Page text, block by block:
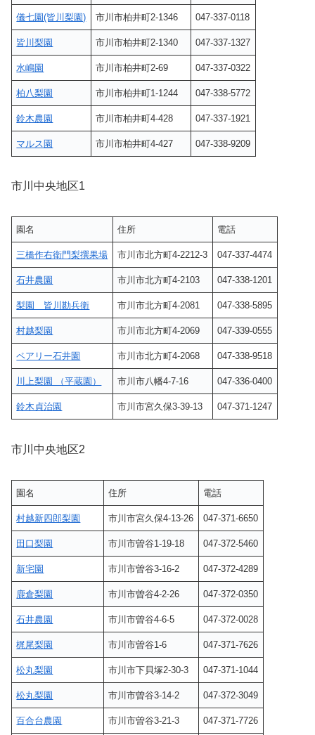
儀七園(皆川梨園) 市川市柏井町2-1346 047-337-0118
皆川梨園 市川市柏井町2-1340 047-337-1327
水嶋園 市川市柏井町2-69 047-337-0322
柏八梨園 市川市柏井町1-1244 047-338-5772
鈴木農園 市川市柏井町4-428 047-337-1921
マルス園 市川市柏井町4-427 047-338-9209
市川中央地区1
園名 住所 電話
三橋作右衛門梨撰果場 市川市北方町4-2212-3 047-337-4474
石井農園 市川市北方町4-2103 047-338-1201
梨園 皆川勘兵衛 市川市北方町4-2081 047-338-5895
村越梨園 市川市北方町4-2069 047-339-0555
ペアリー石井園 市川市北方町4-2068 047-338-9518
川上梨園 （平蔵園） 市川市八幡4-7-16 047-336-0400
鈴木貞治園 市川市宮久保3-39-13 047-371-1247
市川中央地区2
園名 住所 電話
村越新四郎梨園 市川市宮久保4-13-26 047-371-6650
田口梨園 市川市曽谷1-19-18 047-372-5460
新宅園 市川市曽谷3-16-2 047-372-4289
鹿倉梨園 市川市曽谷4-2-26 047-372-0350
石井農園 市川市曽谷4-6-5 047-372-0028
梶尾梨園 市川市曽谷1-6 047-371-7626
松丸梨園 市川市下貝塚2-30-3 047-371-1044
松丸梨園 市川市曽谷3-14-2 047-372-3049
百合台農園 市川市曽谷3-21-3 047-371-7726